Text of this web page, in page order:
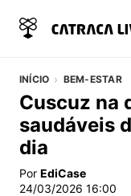
INÍCIO BEM-ESTAR
Cuscuz na
saudáveis
dia
Por EdiCase
24/03/2026 16:00